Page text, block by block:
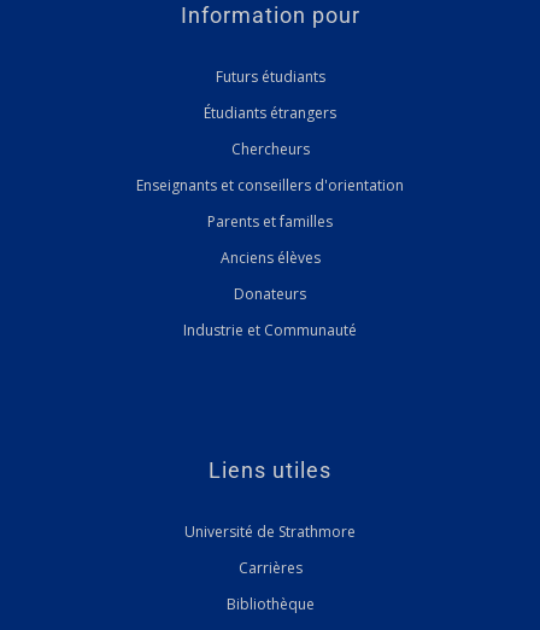
Information pour
Futurs étudiants
Étudiants étrangers
Chercheurs
Enseignants et conseillers d'orientation
Parents et familles
Anciens élèves
Donateurs
Industrie et Communauté
Liens utiles
Université de Strathmore
Carrières
Bibliothèque